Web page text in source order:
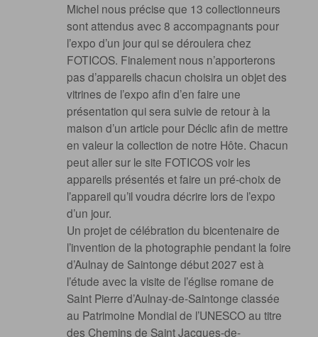
Michel nous précise que 13 collectionneurs
sont attendus avec 8 accompagnants pour
l’expo d’un jour qui se déroulera chez
FOTICOS. Finalement nous n’apporterons
pas d’appareils chacun choisira un objet des
vitrines de l’expo afin d’en faire une
présentation qui sera suivie de retour à la
maison d’un article pour Déclic afin de mettre
en valeur la collection de notre Hôte. Chacun
peut aller sur le site FOTICOS voir les
appareils présentés et faire un pré-choix de
l’appareil qu’il voudra décrire lors de l’expo
d’un jour.
Un projet de célébration du bicentenaire de
l’invention de la photographie pendant la foire
d’Aulnay de Saintonge début 2027 est à
l’étude avec la visite de l’église romane de
Saint Pierre d’Aulnay-de-Saintonge classée
au Patrimoine Mondial de l’UNESCO au titre
des Chemins de Saint Jacques-de-